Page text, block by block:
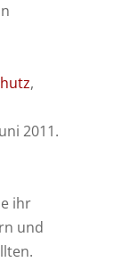
,
2011.
ihr
und